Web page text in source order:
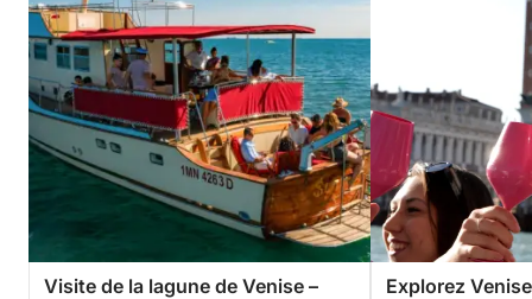
Visite de la lagune de Venise –
Explorez